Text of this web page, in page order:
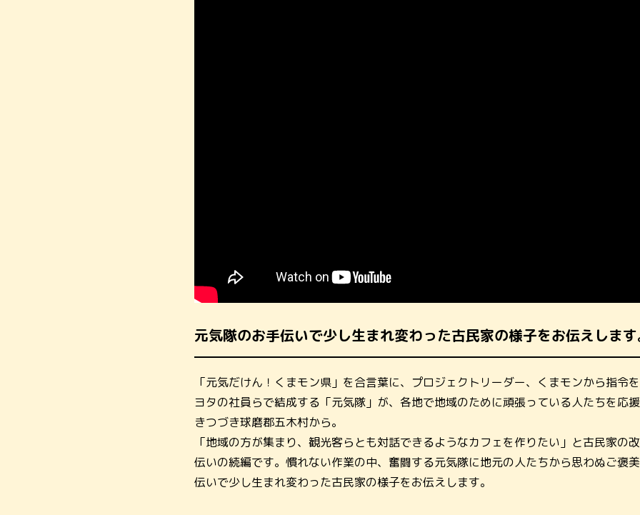
元気隊のお手伝いで少し生まれ変わった古民家の様子をお伝えしま
「元気だけん！くまモン県」を合言葉に、プロジェクトリーダー、くまモンから指令
ヨタの社員らで結成する「元気隊」が、各地で地域のために頑張っている人たちを応
きつづき球磨郡五木村から。
「地域の方が集まり、観光客らとも対話できるようなカフェを作りたい」と古民家の
伝いの続編です。慣れない作業の中、奮闘する元気隊に地元の人たちから思わぬご褒
伝いで少し生まれ変わった古民家の様子をお伝えします。